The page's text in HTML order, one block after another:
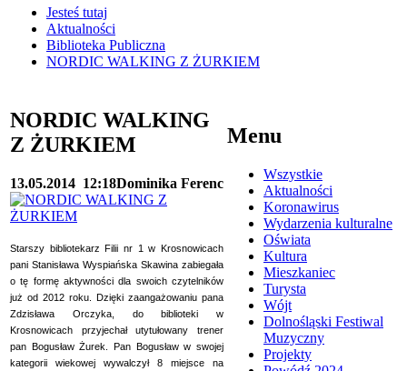
Jesteś tutaj
Aktualności
Biblioteka Publiczna
NORDIC WALKING Z ŻURKIEM
NORDIC WALKING
Z ŻURKIEM
13.05.2014 12:18Dominika Ferenc
Starszy bibliotekarz Filii nr 1 w Krosnowicach
pani Stanisława Wyspiańska Skawina zabiegała
o tę formę aktywności dla swoich czytelników
już od 2012 roku. Dzięki zaangażowaniu pana
Zdzisława Orczyka, do biblioteki w
Krosnowicach przyjechał utytułowany trener
pan Bogusław Żurek. Pan Bogusław w swojej
kategorii wiekowej wywalczył 8 miejsce na
Menu
Wszystkie
Aktualności
Koronawirus
Wydarzenia kulturalne
Oświata
Kultura
Mieszkaniec
Turysta
Wójt
Dolnośląski Festiwal
Muzyczny
Projekty